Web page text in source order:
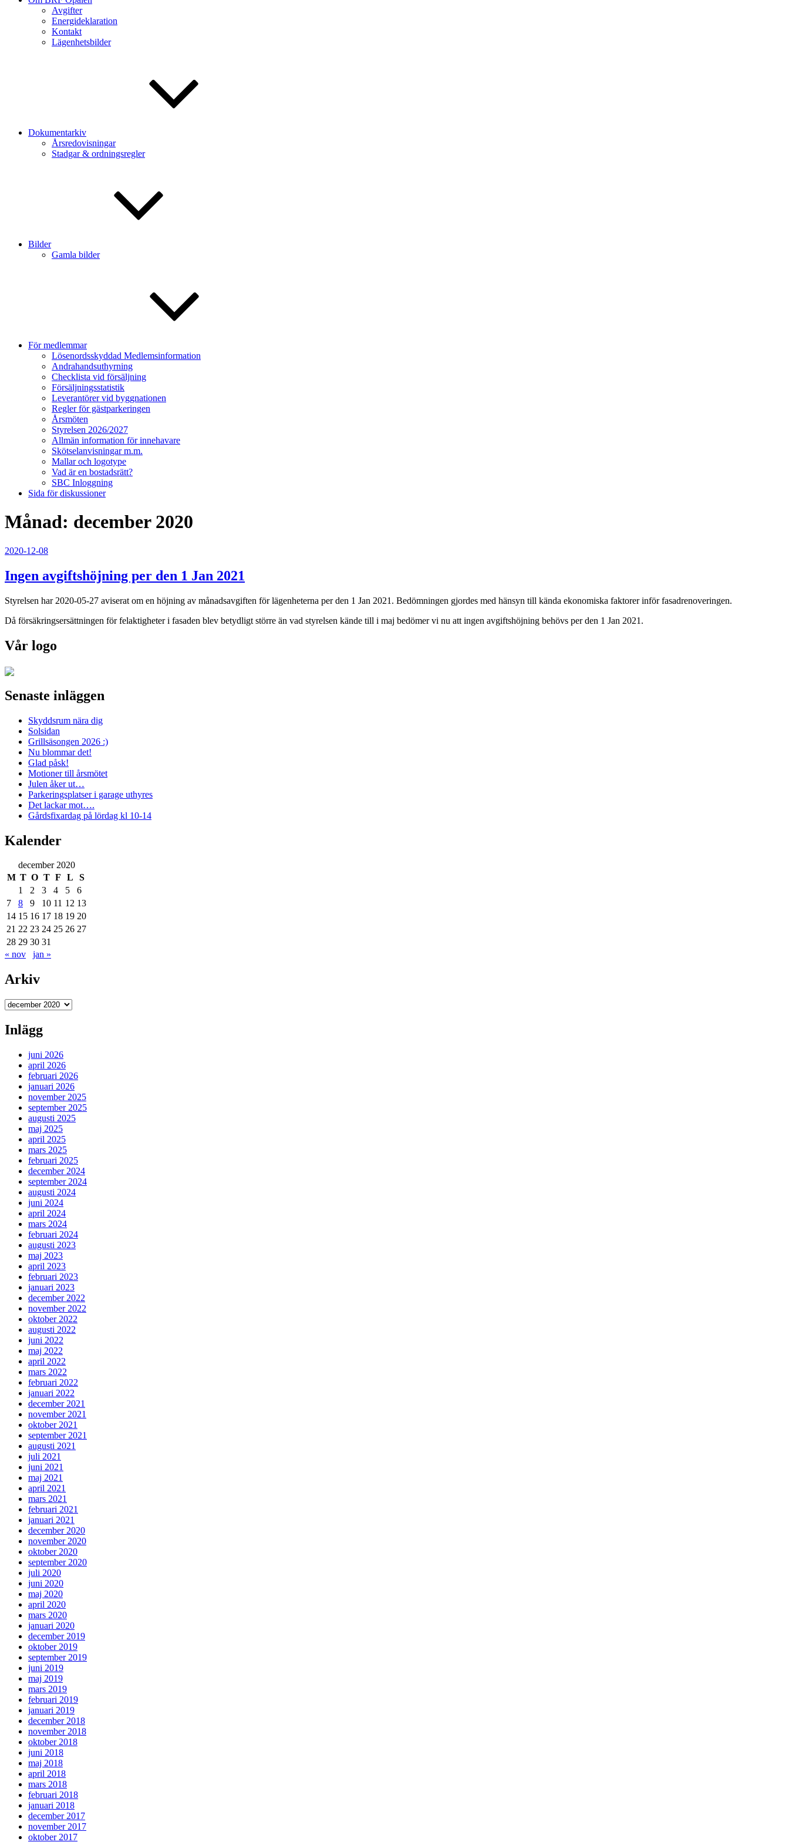
Avgifter
Energideklaration
Kontakt
Lägenhetsbilder
Dokumentarkiv
Årsredovisningar
Stadgar & ordningsregler
Bilder
Gamla bilder
För medlemmar
Lösenordsskyddad Medlemsinformation
Andrahandsuthyrning
Checklista vid försäljning
Försäljningsstatistik
Leverantörer vid byggnationen
Regler för gästparkeringen
Årsmöten
Styrelsen 2026/2027
Allmän information för innehavare
Skötselanvisningar m.m.
Mallar och logotype
Vad är en bostadsrätt?
SBC Inloggning
Sida för diskussioner
Månad: december 2020
Publicerat
2020-12-08
Ingen avgiftshöjning per den 1 Jan 2021
Styrelsen har 2020-05-27 aviserat om en höjning av månadsavgiften för lägenheterna per den 1 Jan 2021. Bedömningen gjordes med hänsyn till kända ekonomiska faktorer inför fasadrenoveringen.
Då försäkringsersättningen för felaktigheter i fasaden blev betydligt större än vad styrelsen kände till i maj bedömer vi nu att ingen avgiftshöjning behövs per den 1 Jan 2021.
Vår logo
Senaste inläggen
Skyddsrum nära dig
Solsidan
Grillsäsongen 2026 :)
Nu blommar det!
Glad påsk!
Motioner till årsmötet
Julen åker ut…
Parkeringsplatser i garage uthyres
Det lackar mot….
Gårdsfixardag på lördag kl 10-14
Kalender
december 2020
M T O T F L
S
1
2 3 4 5
6
7
8 9 10 11 12 13
14 15 16 17 18 19 20
21 22 23 24 25 26 27
28 29 30 31
« nov
jan »
Arkiv
Arkiv
Inlägg
juni 2026
april 2026
februari 2026
januari 2026
november 2025
september 2025
augusti 2025
maj 2025
april 2025
mars 2025
februari 2025
december 2024
september 2024
augusti 2024
juni 2024
april 2024
mars 2024
februari 2024
augusti 2023
maj 2023
april 2023
februari 2023
januari 2023
december 2022
november 2022
oktober 2022
augusti 2022
juni 2022
maj 2022
april 2022
mars 2022
februari 2022
januari 2022
december 2021
november 2021
oktober 2021
september 2021
augusti 2021
juli 2021
juni 2021
maj 2021
april 2021
mars 2021
februari 2021
januari 2021
december 2020
november 2020
oktober 2020
september 2020
juli 2020
juni 2020
maj 2020
april 2020
mars 2020
januari 2020
december 2019
oktober 2019
september 2019
juni 2019
maj 2019
mars 2019
februari 2019
januari 2019
december 2018
november 2018
oktober 2018
juni 2018
maj 2018
april 2018
mars 2018
februari 2018
januari 2018
december 2017
november 2017
oktober 2017